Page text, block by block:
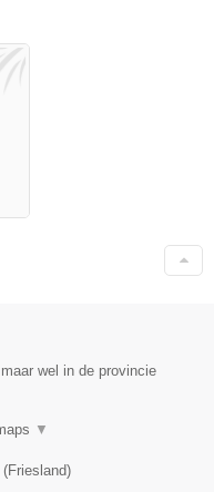
wel in de provincie
▼
(Friesland)